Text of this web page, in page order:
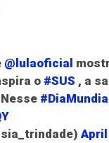
@lulaoficial
o #SUS , a
April